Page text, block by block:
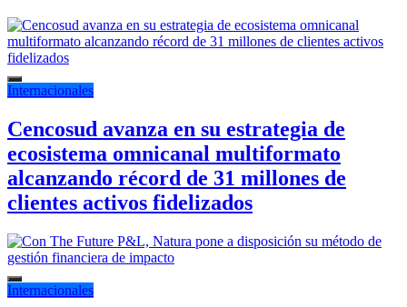
Internacionales
Cencosud avanza en su estrategia de
ecosistema omnicanal multiformato
alcanzando récord de 31 millones de
clientes activos fidelizados
Internacionales